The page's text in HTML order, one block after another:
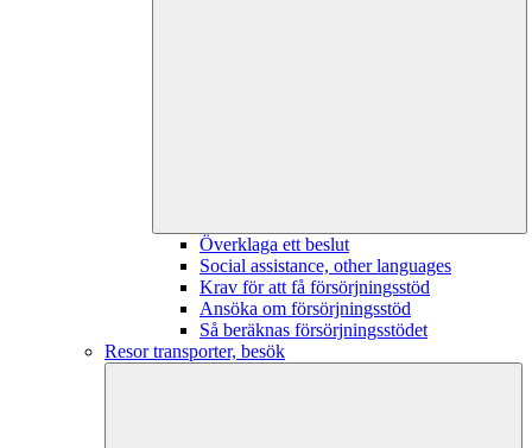
Överklaga ett beslut
Social assistance, other languages
Krav för att få försörjningsstöd
Ansöka om försörjningsstöd
Så beräknas försörjningsstödet
Resor transporter, besök